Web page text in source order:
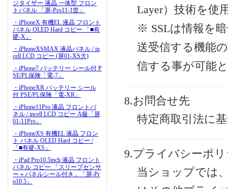
ジタイザー 液晶 一体型 フロン
トパネル 「屏-Pro11-1世」
・iPhoneX 有機EL 液晶 フロント
パネル OLED Hard コピー 「■有
硬-X」
・iPhoneXSMAX 液晶パネル / in
cell LCD コピー (屏01-XS大)
・iPhone7 バッテリー シール付 P
SE/PL保険「電-7」
・iPhoneXR バッテリー シール
付 PSE/PL保険「電-XR」
・iPhone11Pro 液晶 フロントパ
ネル / incell LCD コピー A級「屏
01-11Pro」
・iPhoneXS 有機EL 液晶 フロン
ト パネル OLED Hard コピー /
「■有硬-XS」
・iPad Pro10.5inch 液晶 フロント
パネル コピー 「スリープセンサ
ー＋パネルシール付き」「屏-Pr
o10.5」
Layer）技術を使
※ SSLは情報を
送受信する機能
信する事が可能
8.お問合せ先
特定商取引法に
9.プライバシーポ
当ショップでは